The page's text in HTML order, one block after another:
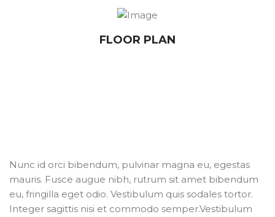
FLOOR PLAN
Nunc id orci bibendum, pulvinar magna eu, egestas
mauris. Fusce augue nibh, rutrum sit amet bibendum
eu, fringilla eget odio. Vestibulum quis sodales tortor.
Integer sagittis nisi et commodo semper.Vestibulum